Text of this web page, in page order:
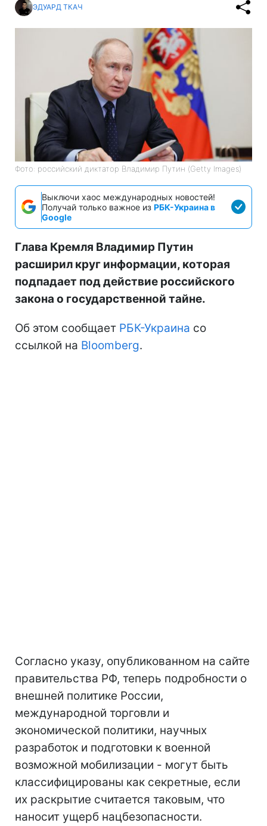
ЭДУАРД ТКАЧ
Фото: российский диктатор Владимир Путин (Getty Images)
Выключи хаос международных новостей!
Получай только важное из РБК-Украина в
Google
Глава Кремля Владимир Путин
расширил круг информации, которая
подпадает под действие российского
закона о государственной тайне.
Об этом сообщает РБК-Украина со
ссылкой на Bloomberg.
Согласно указу, опубликованном на сайте
правительства РФ, теперь подробности о
внешней политике России,
международной торговли и
экономической политики, научных
разработок и подготовки к военной
возможной мобилизации - могут быть
классифицированы как секретные, если
их раскрытие считается таковым, что
наносит ущерб нацбезопасности.